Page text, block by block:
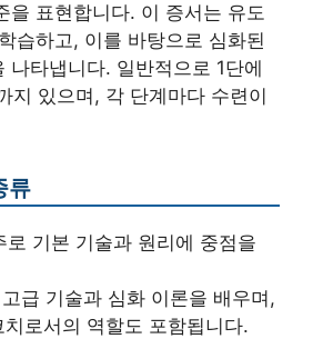
을 표현합니다. 이 증서는 유도
습하고, 이를 바탕으로 심화된
나타냅니다. 일반적으로 1단에
지 있으며, 각 단계마다 수련이
류
로 기본 기술과 원리에 중점을
급 기술과 심화 이론을 배우며,
치로서의 역할도 포함됩니다.